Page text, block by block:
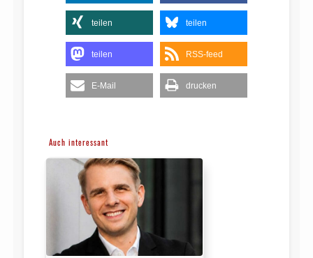
teilen teilen
teilen RSS-feed
E-Mail drucken
Auch interessant